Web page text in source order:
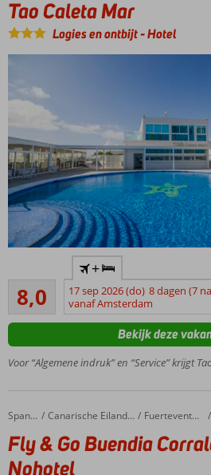
Ga op
pad met
een
huurfiets
Tao Caleta Mar
Logies en ontbijt-Hotel
Kleinschalig
hotel
Direct
aan
strand
van
op
loopafstand
Verblijf
8,0
Zeer goed
3
beoordelingen
+
17 sep 2026 (do) 8 dagen (7
vanaf Amsterdam
Voor “Algemene indruk” en “Service” krijgt
Bekijk deze
Home Spanje Canarische Eilanden Fuerteventura
Fly & Go Buendia Corralejo Nohotel
Fly & Go Buendia
Nohotel